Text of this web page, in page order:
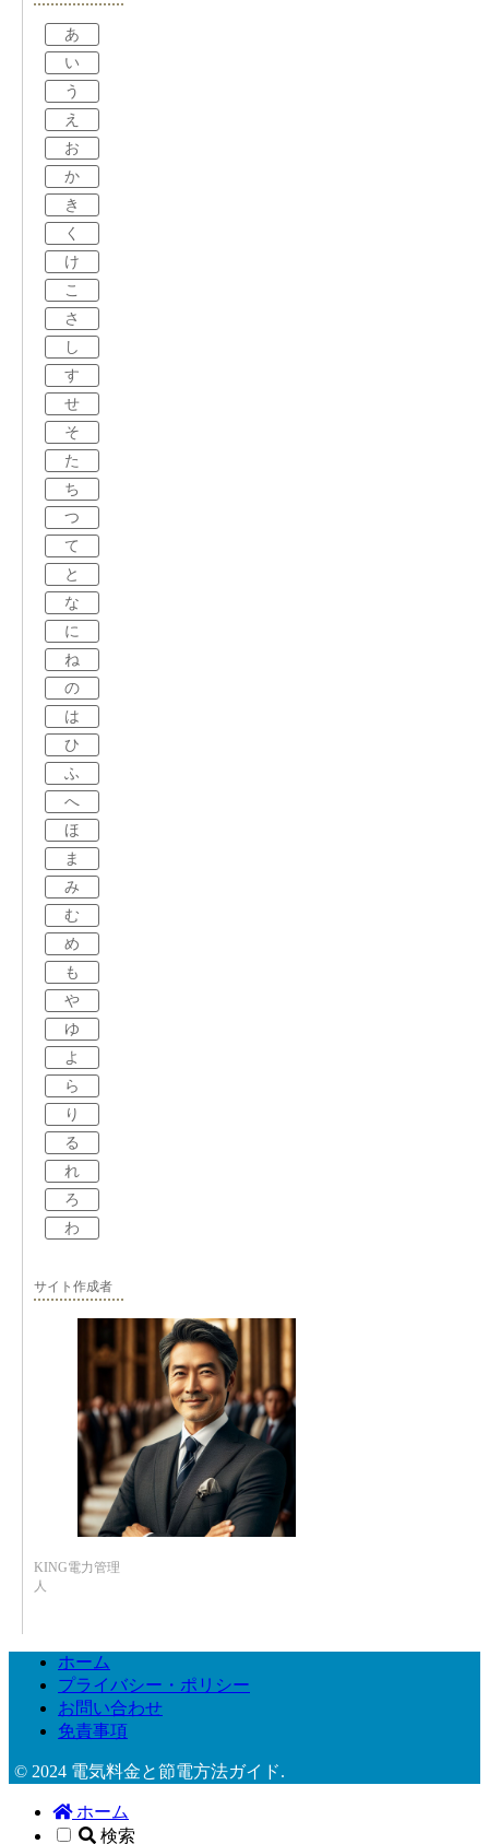
あ
い
う
え
お
か
き
く
け
こ
さ
し
す
せ
そ
た
ち
つ
て
と
な
に
ね
の
は
ひ
ふ
へ
ほ
ま
み
む
め
も
や
ゆ
よ
ら
り
る
れ
ろ
わ
サイト作成者
KING電力管理
人
ホーム
プライバシー・ポリシー
お問い合わせ
免責事項
© 2024 電気料金と節電方法ガイド.
ホーム
検索